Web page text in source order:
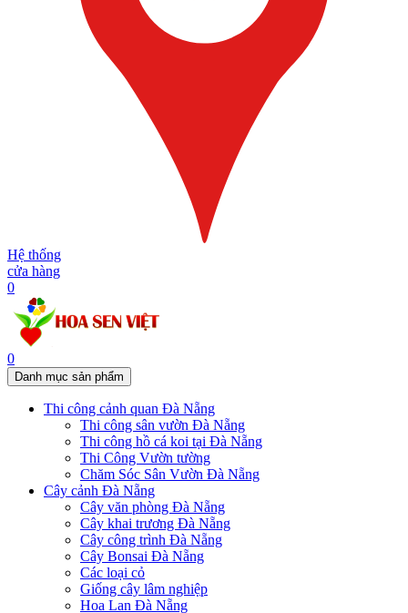
Hệ thống
cửa hàng
0
0
Danh mục sản phẩm
Thi công cảnh quan Đà Nẵng
Thi công sân vườn Đà Nẵng
Thi công hồ cá koi tại Đà Nẵng
Thi Công Vườn tường
Chăm Sóc Sân Vườn Đà Nẵng
Cây cảnh Đà Nẵng
Cây văn phòng Đà Nẵng
Cây khai trương Đà Nẵng
Cây công trình Đà Nẵng
Cây Bonsai Đà Nẵng
Các loại cỏ
Giống cây lâm nghiệp
Hoa Lan Đà Nẵng